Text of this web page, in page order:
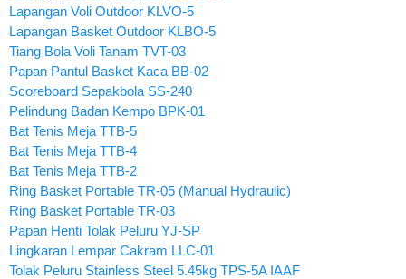
Lapangan Voli Outdoor KLVO-5
Lapangan Basket Outdoor KLBO-5
Tiang Bola Voli Tanam TVT-03
Papan Pantul Basket Kaca BB-02
Scoreboard Sepakbola SS-240
Pelindung Badan Kempo BPK-01
Bat Tenis Meja TTB-5
Bat Tenis Meja TTB-4
Bat Tenis Meja TTB-2
Ring Basket Portable TR-05 (Manual Hydraulic)
Ring Basket Portable TR-03
Papan Henti Tolak Peluru YJ-SP
Lingkaran Lempar Cakram LLC-01
Tolak Peluru Stainless Steel 5.45kg TPS-5A IAAF